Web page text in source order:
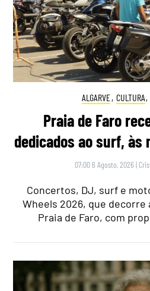
ALGARVE, CULTURA,
Praia de Faro
dedicados ao surf, às
07:00 6 Agosto, 2026 |
Concertos, DJ, surf e
Wheels 2026, que decorre
Praia de Faro, com